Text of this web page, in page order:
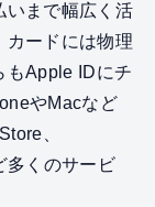
いまで幅広く活
カードには物理
もApple IDにチ
やMacなど
、
多くのサービ